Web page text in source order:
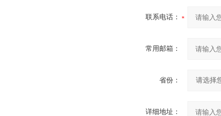
联系电话：
常用邮箱：
省份：
详细地址：